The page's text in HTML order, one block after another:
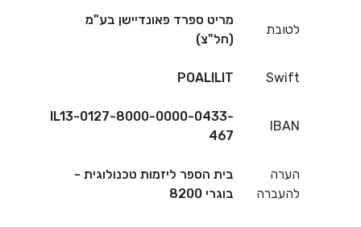
לטובת
מריט ספרד פאונדיישן בע"מ
(חל"צ)
Swift
POALILIT
IBAN
IL13-0127-8000-0000-0433-
467
הערה
להעברה
בית הספר ליזמות טכנולוגית -
בוגרי 8200